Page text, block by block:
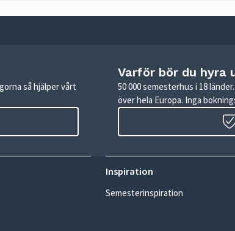
så hjälper vårt
Varför bör du hyra
50 000 semesterhus i 18
över hela Europa. Inga
Inspiration
Semesterinspiration